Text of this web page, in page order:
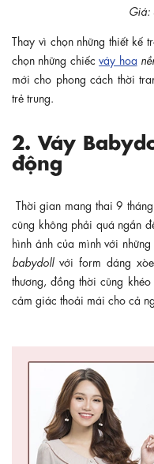
Thay vì chọn những thiết kế
chọn những chiếcváy hoa
mới cho phong cách thời
trẻ trung.
2. Váy
động
Thời gian mang thai 9
cũng không phải quá ngắn
hình ảnh của mình với
babydoll với form dáng
thương, đồng thời cũng
cảm giác thoải mái cho cả